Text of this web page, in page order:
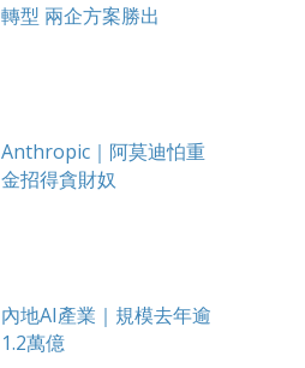
轉型 兩企方案勝出
Anthropic｜阿莫迪怕重
金招得貪財奴
內地AI產業｜規模去年逾
1.2萬億